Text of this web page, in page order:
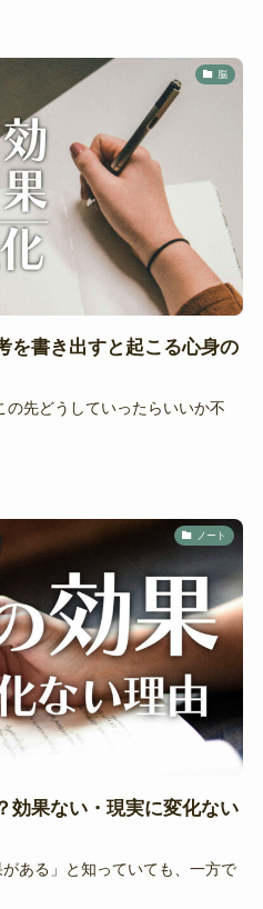
脳
を書き出すと起こる心身の
の先どうしていったらいいか不
ノート
効果ない・現実に変化ない
がある」と知っていても、一方で